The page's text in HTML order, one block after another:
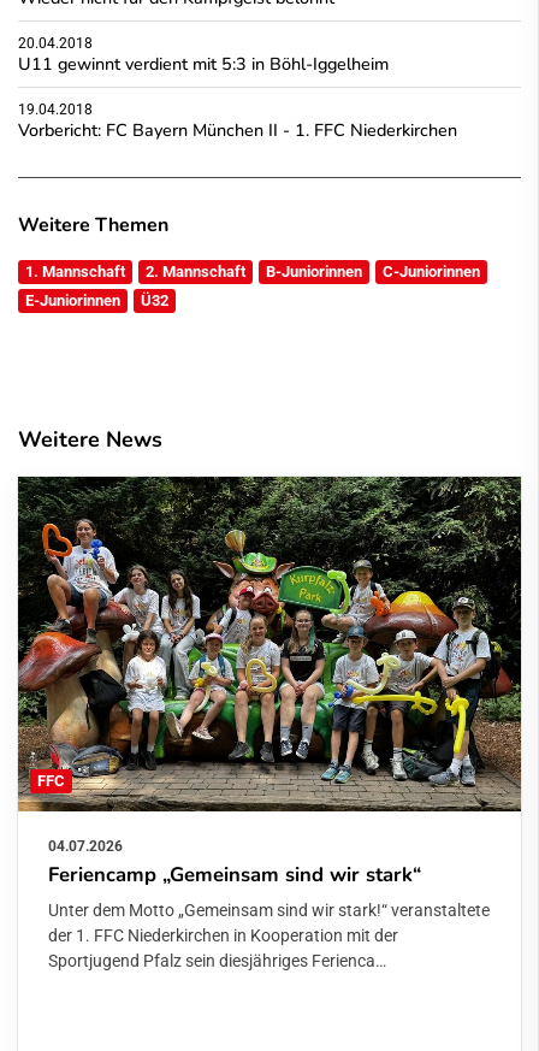
20.04.2018
U11 gewinnt verdient mit 5:3 in Böhl-Iggelheim
19.04.2018
Vorbericht: FC Bayern München II - 1. FFC Niederkirchen
Weitere Themen
1. Mannschaft 2. Mannschaft B-Juniorinnen
C-Juniorinnen
E-Juniorinnen
Ü32
Weitere News
FFC
04.07.2026
Feriencamp „Gemeinsam sind wir stark“
Unter dem Motto „Gemeinsam sind wir stark!“ veranstaltete
der 1. FFC Niederkirchen in Kooperation mit der
Sportjugend Pfalz sein diesjähriges Ferienca…